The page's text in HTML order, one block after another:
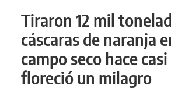
Tiraron 12 mil
cáscaras de naranja
campo seco hace
floreció un milagro